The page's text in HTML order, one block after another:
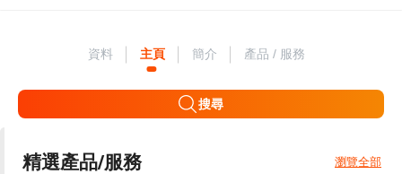
資料 主頁 簡介 產品 / 服務
搜尋
精選產品/服務 瀏覽全部